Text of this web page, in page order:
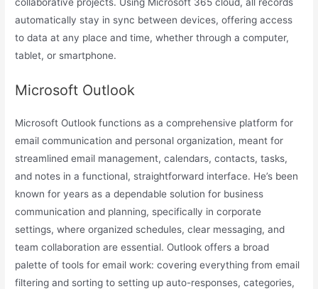
automatically stay in sync between devices, offering access
to data at any place and time, whether through a computer,
tablet, or smartphone.
Microsoft Outlook
Microsoft Outlook functions as a comprehensive platform for
email communication and personal organization, meant for
streamlined email management, calendars, contacts, tasks,
and notes in a functional, straightforward interface. He’s been
known for years as a dependable solution for business
communication and planning, specifically in corporate
settings, where organized schedules, clear messaging, and
team collaboration are essential. Outlook offers a broad
palette of tools for email work: covering everything from email
filtering and sorting to setting up auto-responses, categories,